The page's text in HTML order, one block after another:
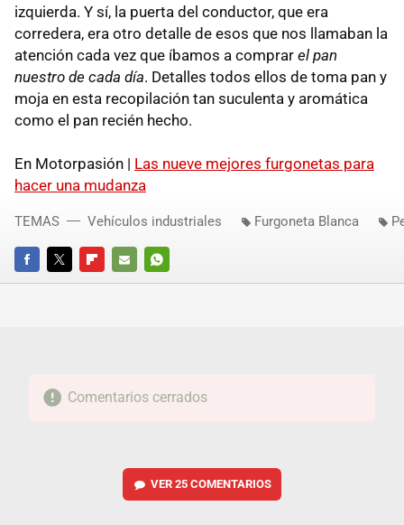
izquierda. Y sí, la puerta del conductor, que era
corredera, era otro detalle de esos que nos llamaban la
atención cada vez que íbamos a comprar el pan
nuestro de cada día. Detalles todos ellos de toma pan y
moja en esta recopilación tan suculenta y aromática
como el pan recién hecho.
En Motorpasión | Las nueve mejores furgonetas para
hacer una mudanza
FACEBOOKTWITTERFLIPBOARD
E-
WHATSAPP
TEMAS Vehículos industriales Furgoneta Blanca
Comentarios cerrados
VER 25 COMENTARIOS